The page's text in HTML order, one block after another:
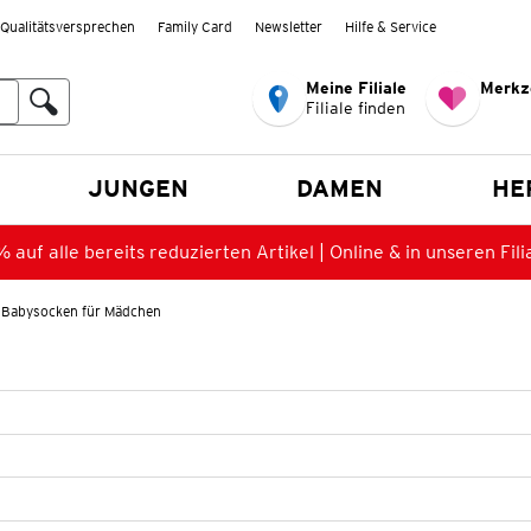
Qualitätsversprechen Family Card Newsletter Hilfe & Service
Meine Filiale
Filiale finden
JUNGEN DAMEN
auf alle bereits reduzierten Artikel | Online & in unseren
Babysocken für Mädchen